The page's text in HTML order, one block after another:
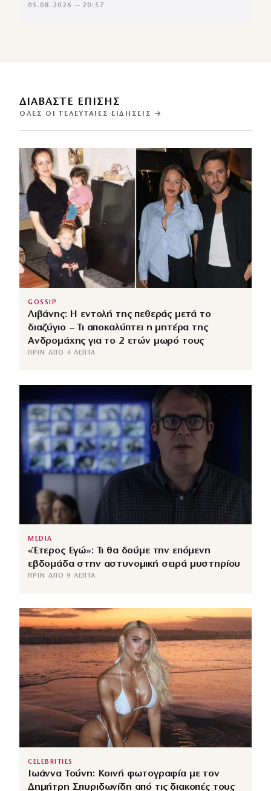
05.08.2026 — 20:57
ΔΙΑΒΑΣΤΕ ΕΠΙΣΗΣ
ΌΛΕΣ ΟΙ ΤΕΛΕΥΤΑΊΕΣ ΕΙΔΉΣΕΙΣ →
GOSSIP
Λιβάνης: Η εντολή της πεθεράς μετά το
διαζύγιο – Τι αποκαλύπτει η μητέρα της
Ανδρομάχης για το 2 ετών μωρό τους
ΠΡΙΝ ΑΠΌ 4 ΛΕΠΤΆ
MEDIA
«Έτερος Εγώ»: Τι θα δούμε την επόμενη
εβδομάδα στην αστυνομική σειρά μυστηρίου
ΠΡΙΝ ΑΠΌ 9 ΛΕΠΤΆ
CELEBRITIES
Ιωάννα Τούνη: Κοινή φωτογραφία με τον
Δημήτρη Σπυριδωνίδη από τις διακοπές τους